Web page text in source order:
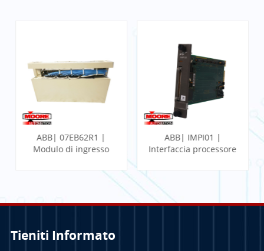
ABB| 07EB62R1 |
Modulo di ingresso
ABB| IMPI01 |
Interfaccia processore
Tieniti Informato